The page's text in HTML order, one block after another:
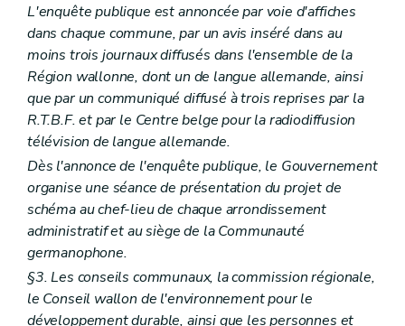
Art. 388/2
Art. 388/3
Art. 388/4
Art. 388/5
Chapitre XV Des fonctionnaires délégués pour l'application des articles 67, 69, 70, 71 et 77 (lire articles
155, §2
157
,
158
,
159
et
165)
Art. 389
Chapitre XVI (Des fonctionnaires délégués pour l'application de l'article 3, alinéa 2
L'enquête publique est annoncée par voie d'affiches
dans chaque commune, par un avis inséré dans au
moins trois journaux diffusés dans l'ensemble de la
Région wallonne, dont un de langue allemande, ainsi
que par un communiqué diffusé à trois reprises par la
R.T.B.F. et par le Centre belge pour la radiodiffusion
télévision de langue allemande.
Dès l'annonce de l'enquête publique, le Gouvernement
organise une séance de présentation du projet de
schéma au chef-lieu de chaque arrondissement
administratif et au siège de la Communauté
germanophone.
§3. Les conseils communaux, la commission régionale,
le Conseil wallon de l'environnement pour le
développement durable, ainsi que les personnes et